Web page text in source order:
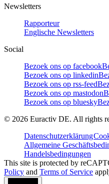
Newsletters
Rapporteur
Englische Newsletters
Social
Bezoek ons op facebook
Bezoek ons op linkedin
Bezoek ons op rss-feed
Bezoek ons op mastodon
Bezoek ons op bluesky
© 2026 Euractiv DE. All rights
Datenschutzerklärung
Allgemeine
Handelsbedingungen
This site is protected by
Policy and Terms of Service